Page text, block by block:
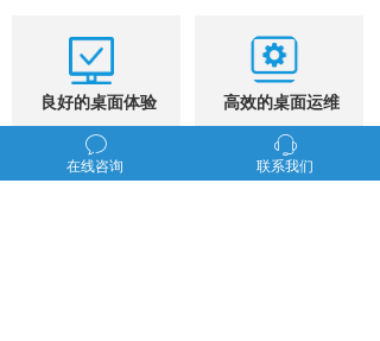
良好的桌面体验
采用领先的桌面传输协
议，保障网页浏览、电
高效的桌面运维
通过桌面管理平台，实
现高效的系统/软件更新
ꂖ
在线咨询
ꁱ
联系我们